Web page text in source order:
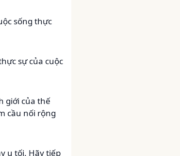
sống thực
sự của cuộc
giới của thế
cầu nối rộng
u tối. Hãy tiếp